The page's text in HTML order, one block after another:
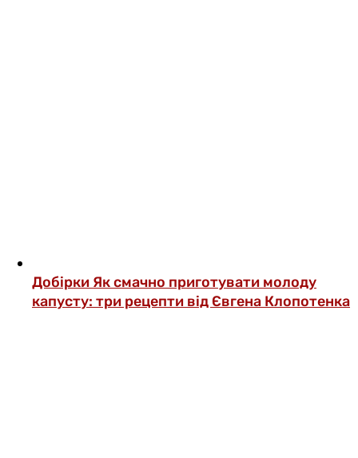
Добірки Як смачно приготувати молоду
капусту: три рецепти від Євгена Клопотенка